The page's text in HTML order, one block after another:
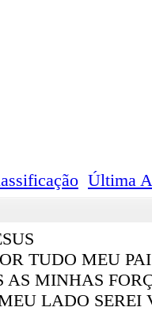
Última
TUDO MEU PAI
AS MINHAS
LADO SEREI